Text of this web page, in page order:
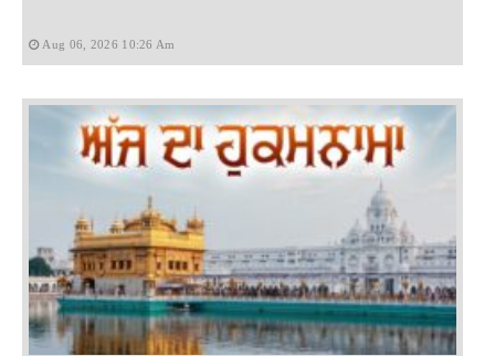
Aug 06, 2026 10:26 Am